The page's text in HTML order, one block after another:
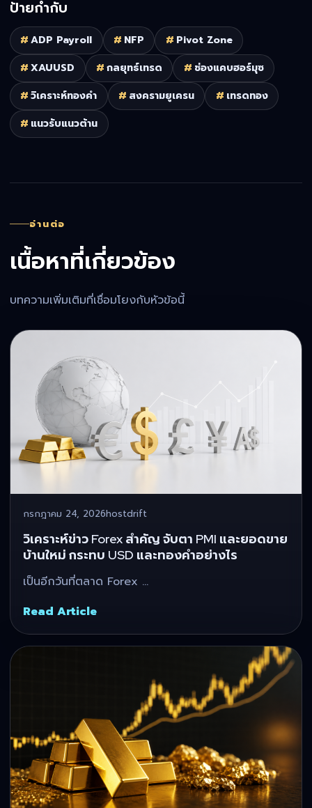
ป้ายกำกับ
# ADP Payroll # NFP # Pivot Zone
# XAUUSD #กลยุทธ์เทรด # ช่องแคบฮอร์มุซ
# วิเคราะห์ทองคำ # สงครามยูเครน # เทรดทอง
# แนวรับแนวต้าน
อ่านต่อ
เนื้อหาที่เกี่ยวข้อง
บทความเพิ่มเติมที่เชื่อมโยงกับหัวข้อนี้
กรกฎาคม 24, 2026hostdrift
วิเคราะห์ข่าว Forex สำคัญ จับตา PMI และยอดขาย
บ้านใหม่ กระทบ USD และทองคำอย่างไร
เป็นอีกวันที่ตลาด Forex …
Read Article